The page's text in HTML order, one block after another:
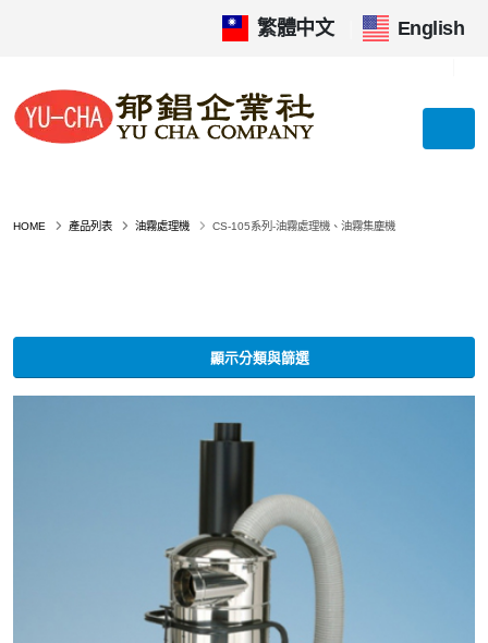
繁體中文 English
HOME 產品列表 油霧處理機 CS-105系列-油霧處理機、油霧集塵機
顯示分類與篩選